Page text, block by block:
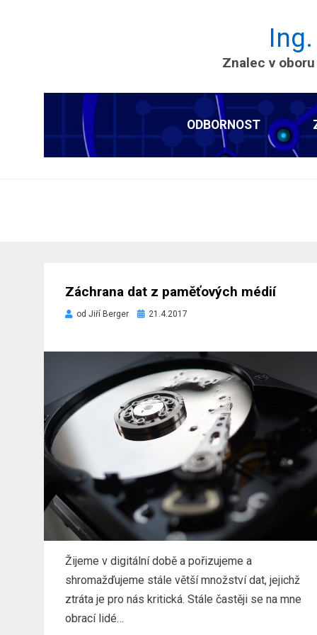
Znalec v
ODBORNOST
Záchrana dat z paměťových médií
od Jiří Berger
Zveřejněno
21.4.2017
Žijeme v digitální době a pořizujeme a
shromažďujeme stále větší množství dat, jejichž
ztráta je pro nás kritická. Stále častěji se na mne
obrací lidé…